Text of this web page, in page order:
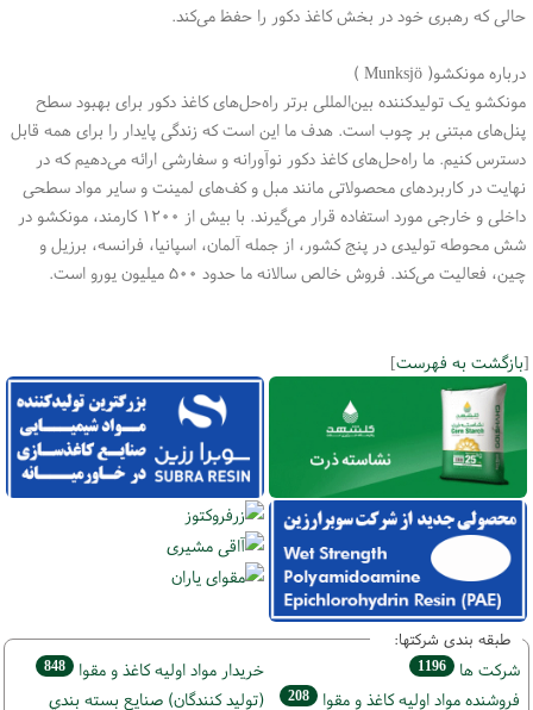
حالی که رهبری خود در بخش کاغذ دکور را حفظ می‌کند.
درباره مونکشو( Munksjö
)
مونکشو یک تولیدکننده بین‌المللی برتر راه‌حل‌های کاغذ دکور برای بهبود سطح
پنل‌های مبتنی بر چوب است. هدف ما این است که زندگی پایدار را برای همه قابل
دسترس کنیم. ما راه‌حل‌های کاغذ دکور نوآورانه و سفارشی ارائه می‌دهیم که در
نهایت در کاربردهای محصولاتی مانند مبل و کف‌های لمینت و سایر مواد سطحی
داخلی و خارجی مورد استفاده قرار می‌گیرند. با بیش از ۱۲۰۰ کارمند، مونکشو در
شش محوطه تولیدی در پنج کشور، از جمله آلمان، اسپانیا، فرانسه، برزیل و
چین، فعالیت می‌کند. فروش خالص سالانه ما حدود ۵۰۰ میلیون یورو است
.
[بازگشت به فهرست]
طبقه بندی شرکتها:
شركت ها 1196 خريدار مواد اوليه كاغذ و مقوا 848
فروشنده مواد اوليه كاغذ و مقوا 208 (تولید كنندگان) صنايع بسته بندي